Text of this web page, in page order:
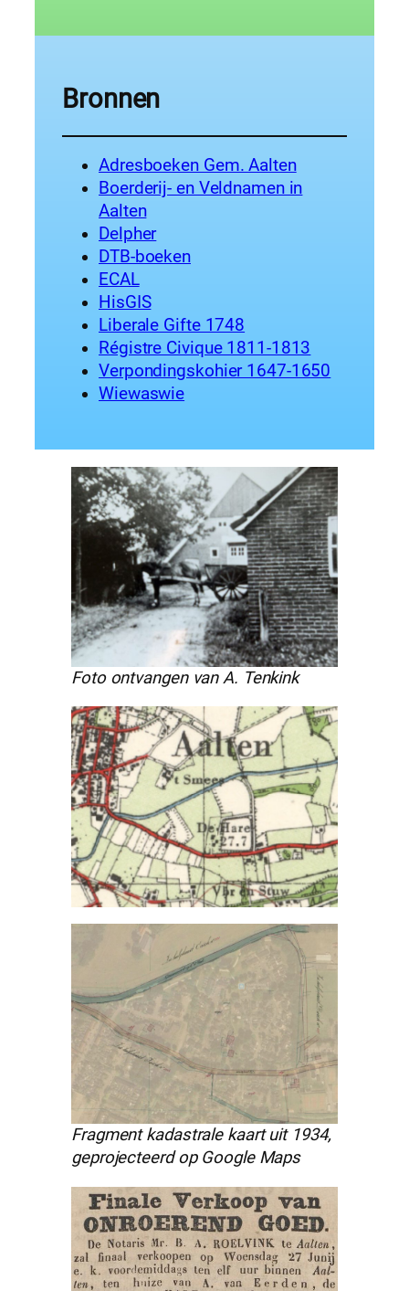
Bronnen
Adresboeken Gem. Aalten
Boerderij- en Veldnamen in
Aalten
Delpher
DTB-boeken
ECAL
HisGIS
Liberale Gifte 1748
Régistre Civique 1811-1813
Verpondingskohier 1647-1650
Wiewaswie
Foto ontvangen van A. Tenkink
Fragment kadastrale kaart uit 1934,
geprojecteerd op Google Maps